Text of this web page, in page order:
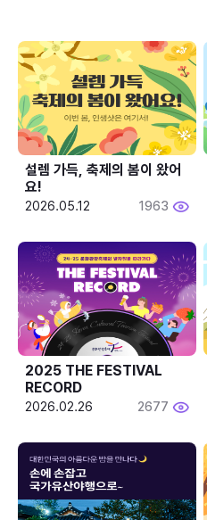
설렘 가득, 축제의 봄이 왔어
요!
2026.05.12 1963
2025 THE FESTIVAL
RECORD
2026.02.26 2677